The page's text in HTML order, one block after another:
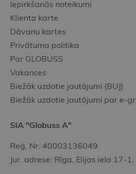
Iepirkšanās noteikumi
Klienta karte
Dāvanu kartes
Privātuma politika
Par GLOBUSS
Vakances
Biežāk uzdotie jautājumi (BUJ)
Biežāk uzdotie jautājumi par e-
SIA "Globuss A"
Reģ. Nr. 40003136049
Jur. adrese: Rīga, Elijas iela 17-